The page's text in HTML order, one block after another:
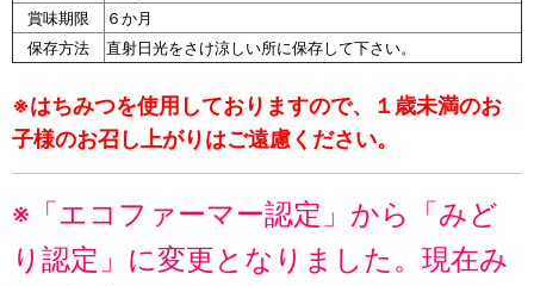
賞味期限
６か月
保存方法
直射日光をさけ涼しい所に保存して下さい。
※はちみつを使用しておりますので、１歳未満のお
子様のお召し上がりはご遠慮ください。
※「エコファーマー認定」から「みど
り認定」に変更となりました。現在み